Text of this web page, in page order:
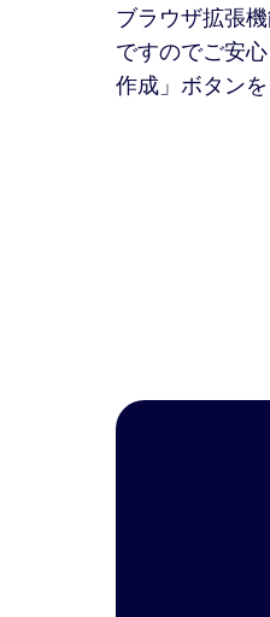
ブラウザ拡張
ですのでご安
作成」ボタンを